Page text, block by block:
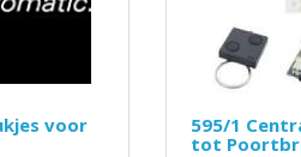
voor
595/1
tot